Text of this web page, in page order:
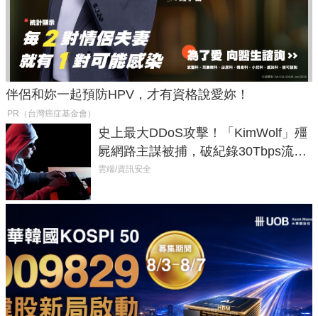
伴侶和妳一起預防HPV，才有資格說愛妳！
PR（台灣癌症基金會）
史上最大DDoS攻擊！「KimWolf」殭
屍網路主謀被捕，破紀錄30Tbps流量
癱瘓全球！
雲端/資訊安全